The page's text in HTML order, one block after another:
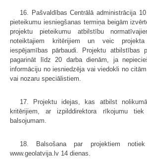
16. Pašvaldības Centrālā administrācija
pieteikumu iesniegšanas termiņa beigām
projektu pieteikumu atbilstību
noteiktajiem kritērijiem un veic
iespējamības pārbaudi. Projektu atbilstības
pagarināt līdz 20 darba dienām, ja
informāciju no iesniedzēja vai viedokli no
vai nozaru speciālistiem.
17. Projektu idejas, kas atbilst
kritērijiem, ar izpilddirektora rīkojumu tiek
balsojumam.
18. Balsošana par projektiem
www.geolatvija.lv 14 dienas.